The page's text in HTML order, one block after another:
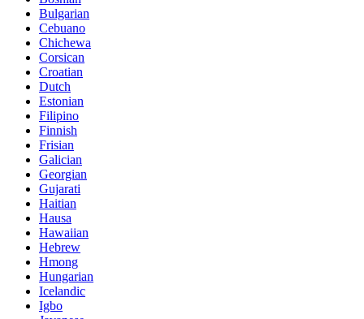
Bulgarian
Cebuano
Chichewa
Corsican
Croatian
Dutch
Estonian
Filipino
Finnish
Frisian
Galician
Georgian
Gujarati
Haitian
Hausa
Hawaiian
Hebrew
Hmong
Hungarian
Icelandic
Igbo